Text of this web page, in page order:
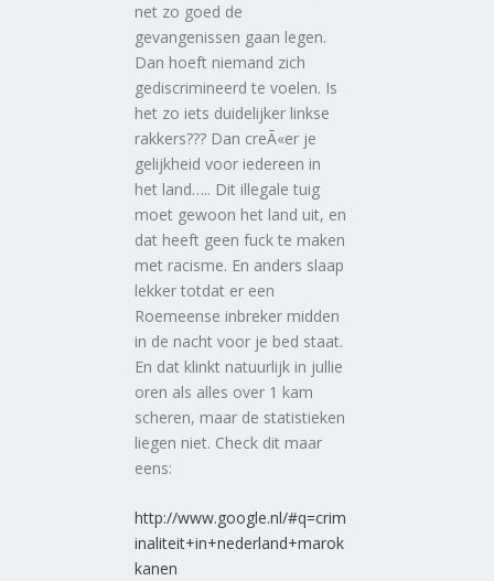
net zo goed de
gevangenissen gaan legen.
Dan hoeft niemand zich
gediscrimineerd te voelen. Is
het zo iets duidelijker linkse
rakkers??? Dan creÃ«er je
gelijkheid voor iedereen in
het land….. Dit illegale tuig
moet gewoon het land uit, en
dat heeft geen fuck te maken
met racisme. En anders slaap
lekker totdat er een
Roemeense inbreker midden
in de nacht voor je bed staat.
En dat klinkt natuurlijk in jullie
oren als alles over 1 kam
scheren, maar de statistieken
liegen niet. Check dit maar
eens:
http://www.google.nl/#q=crim
inaliteit+in+nederland+marok
kanen